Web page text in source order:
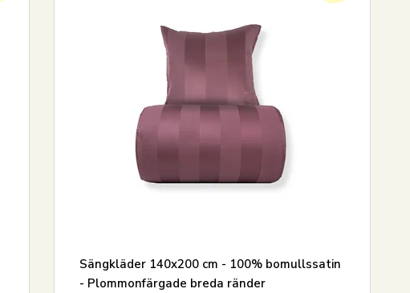
Sängkläder 140x200 cm - 100% bomullssatin
- Plommonfärgade breda ränder